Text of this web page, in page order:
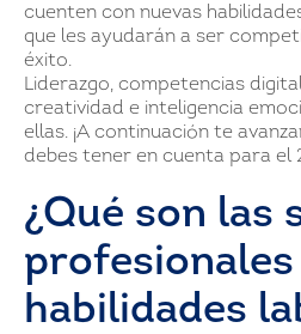
cuenten con nuevas
que les ayudarán a ser
éxito.
Liderazgo, competencias
creatividad e inteligencia
ellas. ¡A continuación te
debes tener en cuenta para el
¿Qué son las
profesionales
habilidades